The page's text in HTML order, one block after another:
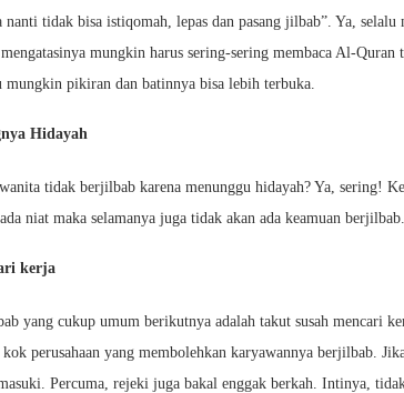
nanti tidak bisa istiqomah, lepas dan pasang jilbab”. Ya,
mungkin harus sering-sering membaca Al-Quran
mungkin pikiran dan batinnya bisa lebih terbuka.
Hidayah
tidak berjilbab karena menunggu hidayah? Ya, sering!
niat maka selamanya juga tidak akan ada keamuan berjilbab.
kerja
yang cukup umum berikutnya adalah takut susah mencari
perusahaan yang membolehkan karyawannya berjilbab.
Percuma, rejeki juga bakal enggak berkah. Intinya,